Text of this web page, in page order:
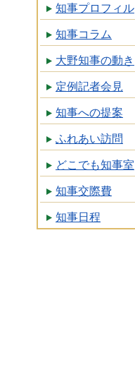
知事プロフィル
知事コラム
大野知事の動き
定例記者会見
知事への提案
ふれあい訪問
どこでも知事室
知事交際費
知事日程